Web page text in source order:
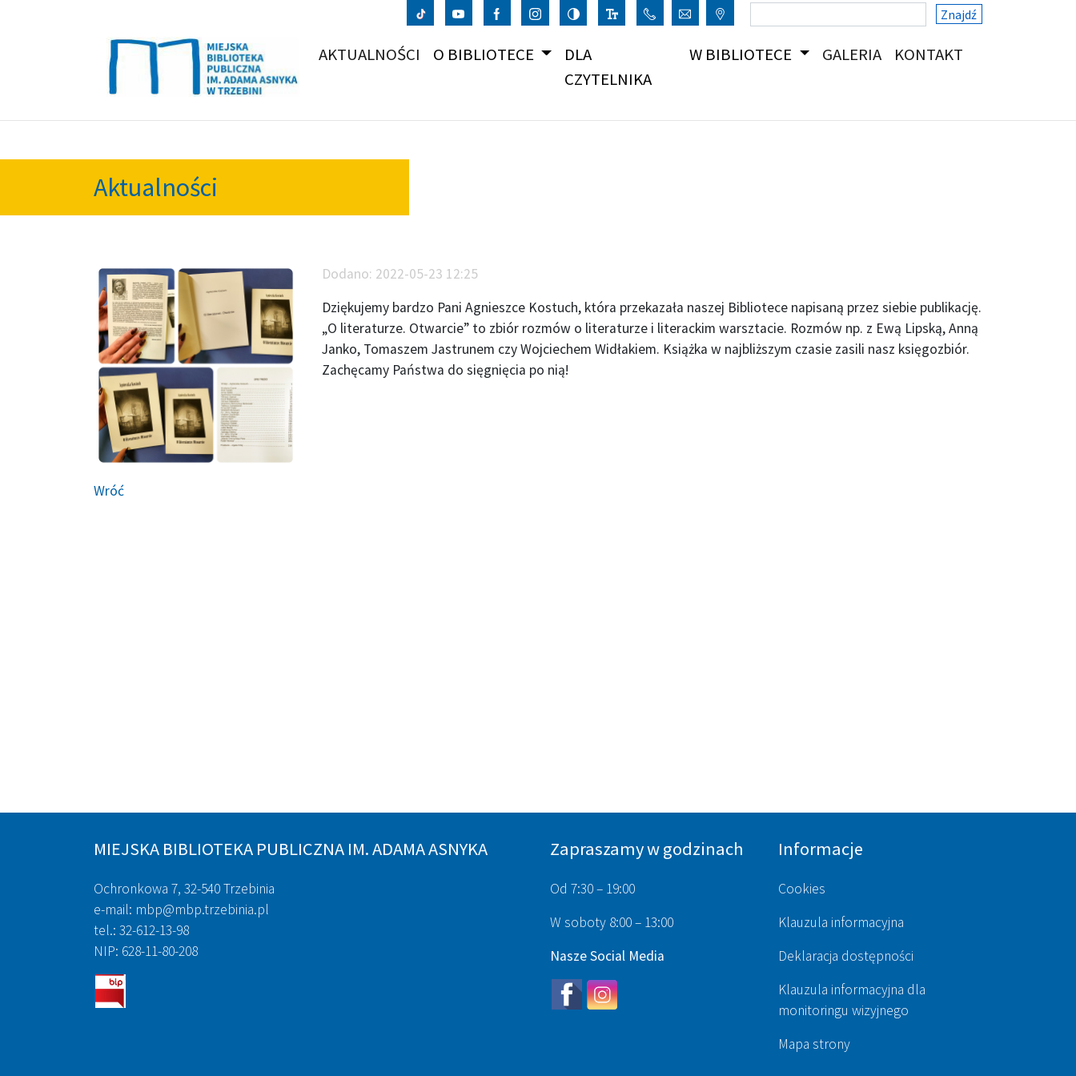
Znajdź
AKTUALNOŚCI (CURRENT)
O BIBLIOTECE
DLA
CZYTELNIKA
W BIBLIOTECE GALERIA(CURRENT)
KONTAKT
Aktualności
Dodano: 2022-05-23 12:25
Dziękujemy bardzo Pani Agnieszce Kostuch, która przekazała naszej Bibliotece napisaną przez siebie publikację.
„O literaturze. Otwarcie” to zbiór rozmów o literaturze i literackim warsztacie. Rozmów np. z Ewą Lipską, Anną
Janko, Tomaszem Jastrunem czy Wojciechem Widłakiem. Książka w najbliższym czasie zasili nasz księgozbiór.
Zachęcamy Państwa do sięgnięcia po nią!
Wróć
MIEJSKA BIBLIOTEKA PUBLICZNA IM. ADAMA ASNYKA
Ochronkowa 7, 32-540 Trzebinia
e-mail: mbp@mbp.trzebinia.pl
tel.: 32-612-13-98
NIP: 628-11-80-208
Zapraszamy w godzinach
Od 7:30 – 19:00
W soboty 8:00 – 13:00
Nasze Social Media
Informacje
Cookies
Klauzula informacyjna
Deklaracja dostępności
Klauzula informacyjna dla
monitoringu wizyjnego
Mapa strony